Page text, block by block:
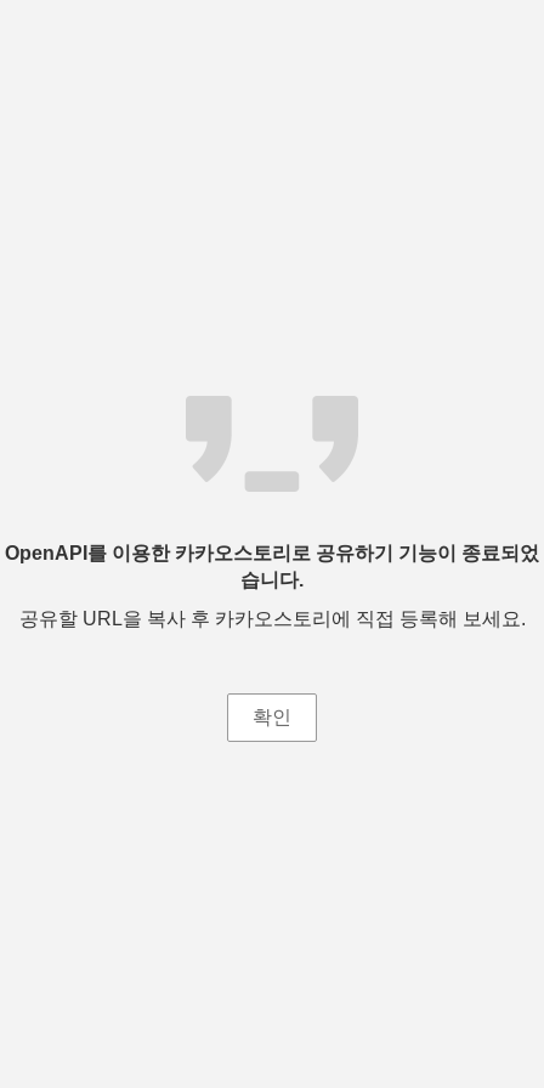
OpenAPI를 이용한 카카오스토리로 공유하기 기능이 종료되었
습니다.
공유할 URL을 복사 후 카카오스토리에 직접 등록해 보세요.
확인